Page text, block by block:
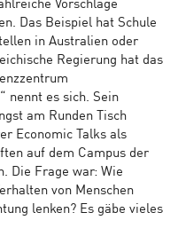
Vorschläge
Das Beispiel hat Schule
in Australien oder
Regierung hat das
nennt es sich. Sein
am Runden Tisch
Economic Talks als
auf dem Campus der
Die Frage war: Wie
von Menschen
lenken? Es gäbe vieles